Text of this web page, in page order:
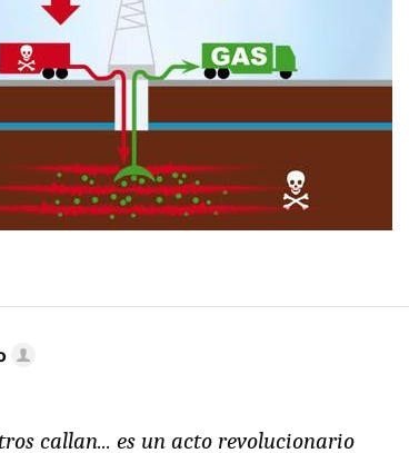
callan... es un acto revolucionario